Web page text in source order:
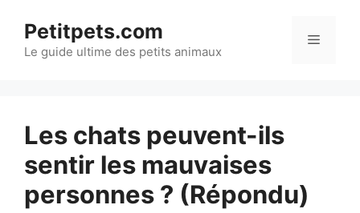
contenu
Petitpets.com
Le guide ultime des petits animaux
Menu
Les chats peuvent-ils
sentir les mauvaises
personnes ? (Répondu)